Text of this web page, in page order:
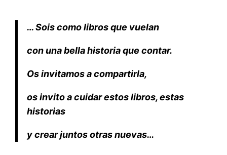
… Sois como libros que vuelan
con una bella historia que contar.
Os invitamos a compartirla,
os invito a cuidar estos libros, estas
historias
y crear juntos otras nuevas…